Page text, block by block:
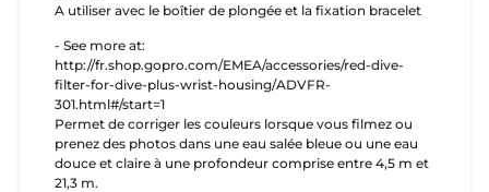
A utiliser avec le boîtier de plongée et la fixation bracelet
- See more at:
http://fr.shop.gopro.com/EMEA/accessories/red-dive-
filter-for-dive-plus-wrist-housing/ADVFR-
301.html#/start=1
Permet de corriger les couleurs lorsque vous filmez ou
prenez des photos dans une eau salée bleue ou une eau
douce et claire à une profondeur comprise entre 4,5 m et
21,3 m.